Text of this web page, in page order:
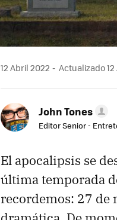
12 Abril 2022 Actualizado
John Tones
Editor Senior -
El apocalipsis se
última temporada
recordemos: 27 de